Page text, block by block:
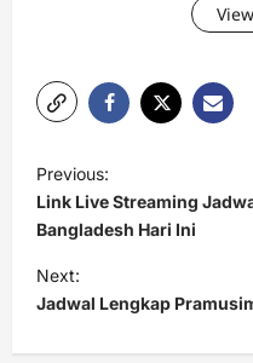
o
s
t
n
a
Previous:
Link Live Streaming
Bangladesh Hari Ini
Next:
Jadwal Lengkap